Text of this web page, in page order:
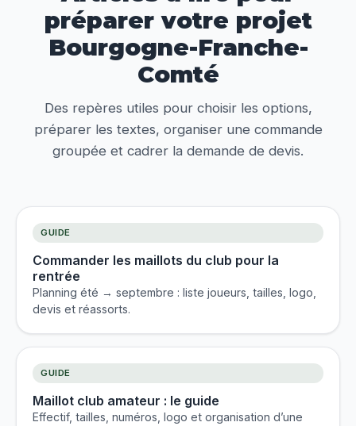
préparer votre projet
Bourgogne-Franche-
Comté
Des repères utiles pour choisir les options,
préparer les textes, organiser une commande
groupée et cadrer la demande de devis.
GUIDE
Commander les maillots du club pour la
rentrée
Planning été → septembre : liste joueurs, tailles, logo,
devis et réassorts.
GUIDE
Maillot club amateur : le guide
Effectif, tailles, numéros, logo et organisation d’une